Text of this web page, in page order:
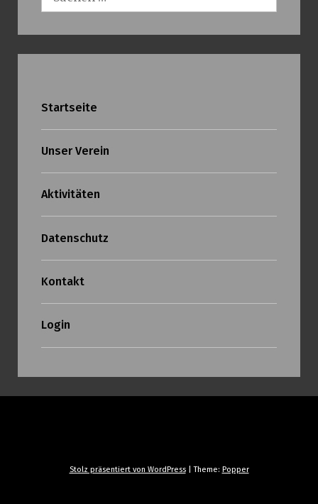
nach:
Startseite
Unser Verein
Aktivitäten
Datenschutz
Kontakt
Login
Stolz präsentiert von WordPress |Theme: Popper